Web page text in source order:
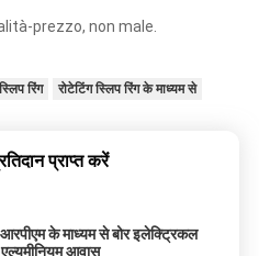
prezzo, non male.
रिंग रोटेटिंग स्लिप रिंग के माध्यम से
प्राप्त करें
के माध्यम से बोर इलेक्ट्रिकल
एल्यूमीनियम आवास